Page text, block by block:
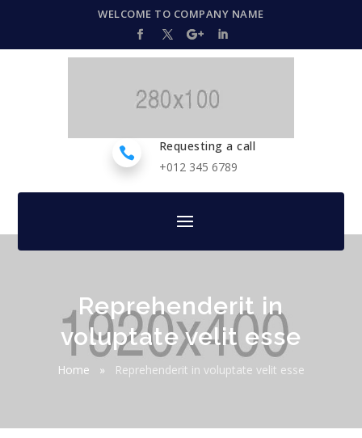
WELCOME TO COMPANY NAME

Requesting a call
+012 345 6789
Reprehenderit in
voluptate velit esse
Home » Reprehenderit in voluptate velit esse